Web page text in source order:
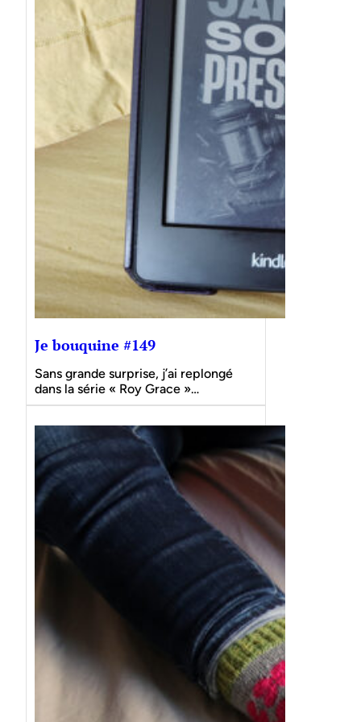
Je bouquine #149
Sans grande surprise, j’ai replongé
dans la série « Roy Grace »…